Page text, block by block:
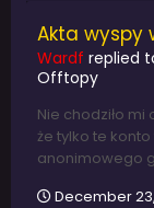
Akta wyspy
Wardf replied
Offtopy
Nie chodziło mi
że tylko te
anonimowego
December